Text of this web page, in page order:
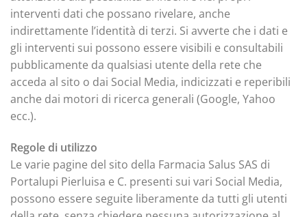
interventi dati che possano rivelare, anche
indirettamente l’identità di terzi. Si avverte che i dati e
gli interventi sui possono essere visibili e consultabili
pubblicamente da qualsiasi utente della rete che
acceda al sito o dai Social Media, indicizzati e reperibili
anche dai motori di ricerca generali (Google, Yahoo
ecc.).
Regole di utilizzo
Le varie pagine del sito della Farmacia Salus SAS di
Portalupi Pierluisa e C. presenti sui vari Social Media,
possono essere seguite liberamente da tutti gli utenti